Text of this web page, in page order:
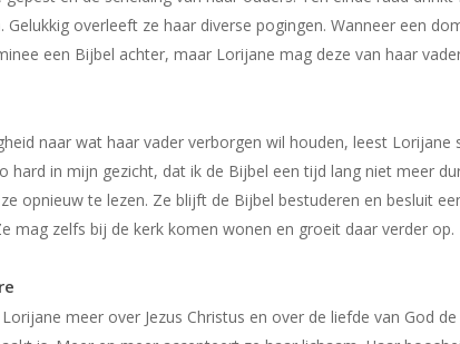
Gelukkig overleeft ze haar diverse pogingen. Wanneer een
een Bijbel achter, maar Lorijane mag deze van haar
naar wat haar vader verborgen wil houden, leest
hard in mijn gezicht, dat ik de Bijbel een tijd lang niet meer
opnieuw te lezen. Ze blijft de Bijbel bestuderen en besluit
mag zelfs bij de kerk komen wonen en groeit daar verder op.
meer over Jezus Christus en over de liefde van God